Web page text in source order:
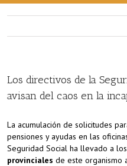
Los directivos de la
avisan del caos en la
La acumulación de solicitudes
pensiones y ayudas en las
Seguridad Social ha llevado a los
provinciales de este organismo